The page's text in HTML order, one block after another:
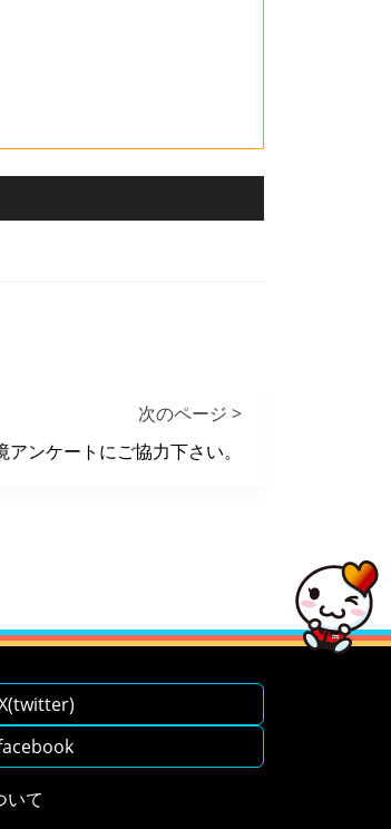
次のページ >
ンケートにご協力下さい。
いて